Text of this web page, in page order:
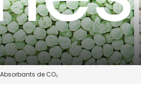
Canada, Français
Deutschland
Nederlands
Norway
Portugal
Russia
Absorbants de CO₂